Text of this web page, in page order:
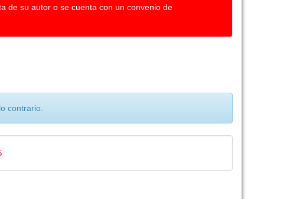
de su autor o se cuenta con un convenio de
contrario.